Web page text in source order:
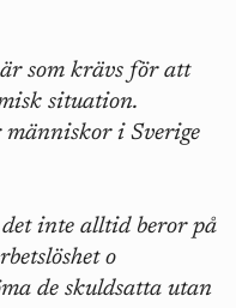
som krävs för att
situation.
i Sverige
inte alltid beror på
o
de skuldsatta utan